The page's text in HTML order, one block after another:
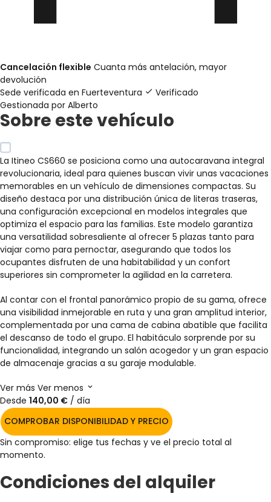
Cancelación flexible Cuanta más antelación, mayor
devolución
Sede verificada en Fuerteventura
Verificado
Gestionada por Alberto
Sobre este vehículo
La Itineo CS660 se posiciona como una autocaravana integral
revolucionaria, ideal para quienes buscan vivir unas vacaciones
memorables en un vehículo de dimensiones compactas. Su
diseño destaca por una distribución única de literas traseras,
una configuración excepcional en modelos integrales que
optimiza el espacio para las familias. Este modelo garantiza
una versatilidad sobresaliente al ofrecer 5 plazas tanto para
viajar como para pernoctar, asegurando que todos los
ocupantes disfruten de una habitabilidad y un confort
superiores sin comprometer la agilidad en la carretera.
Al contar con el frontal panorámico propio de su gama, ofrece
una visibilidad inmejorable en ruta y una gran amplitud interior,
complementada por una cama de cabina abatible que facilita
el descanso de todo el grupo. El habitáculo sorprende por su
funcionalidad, integrando un salón acogedor y un gran espacio
de almacenaje gracias a su garaje modulable.
Ver más Ver menos
Desde 140,00 € / día
COMPROBAR DISPONIBILIDAD Y PRECIO
Sin compromiso: elige tus fechas y ve el precio total al
momento.
Condiciones del alquiler